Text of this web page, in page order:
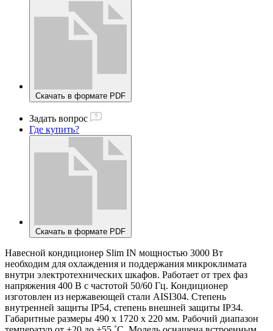
Скачать в формате PDF
Задать вопрос
Где купить?
Скачать в формате PDF
Навесной кондиционер Slim IN мощностью 3000 Вт
необходим для охлаждения и поддержания микроклимата
внутри электротехнических шкафов. Работает от трех фаз
напряжения 400 В с частотой 50/60 Гц. Кондиционер
изготовлен из нержавеющей стали AISI304. Степень
внутренней защиты IP54, степень внешней защиты IP34.
Габаритные размеры 490 х 1720 х 220 мм. Рабочий диапазон